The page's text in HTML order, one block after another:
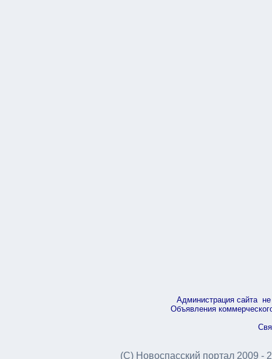
Администрация сайта не
Объявления
(С) Новоспасский портал 2009 -